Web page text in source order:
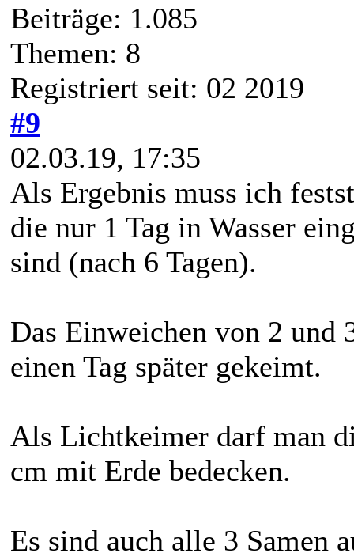
Beiträge: 1.085
Themen: 8
Registriert seit: 02 2019
#9
02.03.19, 17:35
Als Ergebnis muss ich
die nur 1 Tag in Wasser
sind (nach 6 Tagen).
Das Einweichen von 2 und
einen Tag später gekeimt.
Als Lichtkeimer darf man
cm mit Erde bedecken.
Es sind auch alle 3 Samen